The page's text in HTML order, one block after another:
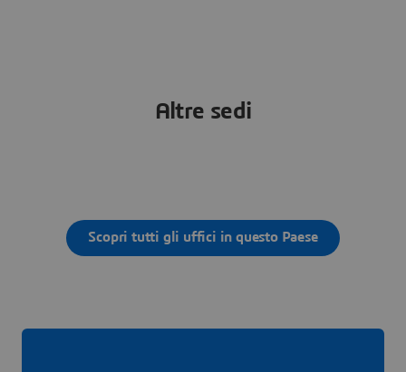
Altre sedi
Scopri tutti gli uffici in questo Paese